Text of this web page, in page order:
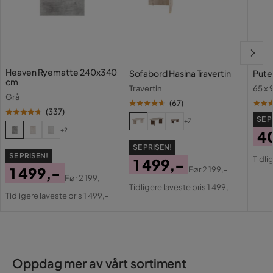
Jern:
Heaven Ryematte 240x340
cm
Grå
(337)
+2
SE PRISEN!
Pris
1 499,-
Original
Før2 199,-
Tidligere laveste pris 1 499,-
Sofabord Hasina Travertin
Travertin
(67)
+7
SE PRISEN!
Pris
1 499,-
Original
Før2 199,-
Tidligere laveste pris 1 499,-
65 x
SE
Oppdag mer av vårt sortiment